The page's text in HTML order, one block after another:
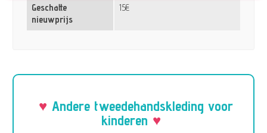
Geschatte
nieuwprijs
15€
Andere tweedehandskleding voor
kinderen